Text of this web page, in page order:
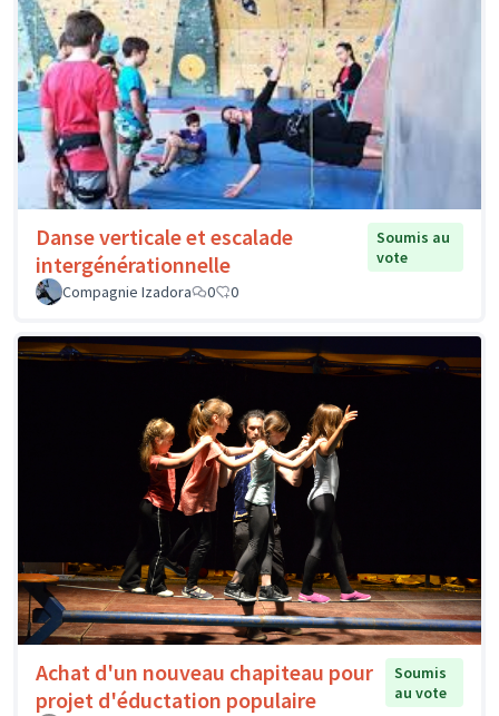
Danse verticale et escalade
intergénérationnelle
Soumis au
vote
Compagnie Izadora
0 0
Achat d'un nouveau chapiteau pour
projet d'éductation populaire
Soumis
au vote